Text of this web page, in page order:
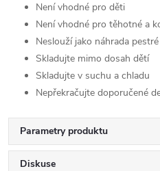
Není vhodné pro děti
Není vhodné pro těhotné a
Neslouží jako náhrada
Skladujte mimo dosah dětí
Skladujte v suchu a chladu
Nepřekračujte doporučené
Parametry produktu
Diskuse